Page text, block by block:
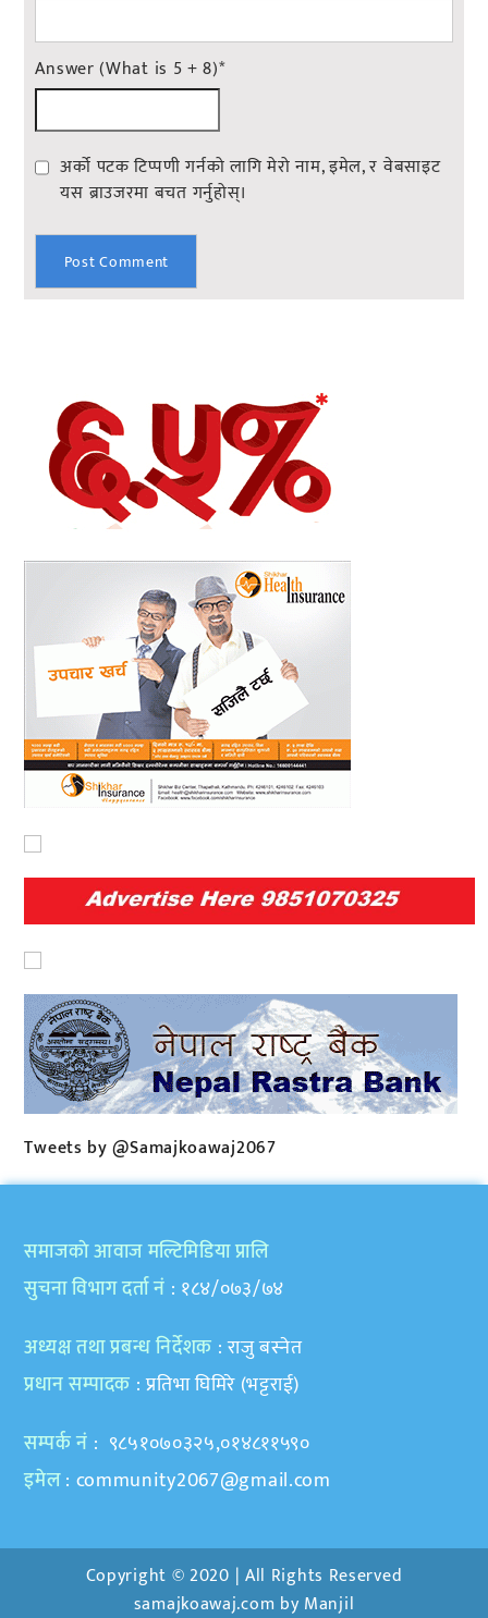
Answer (What is 5 + 8)*
अर्को पटक टिप्पणी गर्नको लागि मेरो नाम, इमेल, र वेबसाइट
यस ब्राउजरमा बचत गर्नुहोस्।
Tweets by @Samajkoawaj2067
समाजकाे आवाज मल्टिमिडिया प्रालि
सुचना विभाग दर्ता नं : १८४/०७३/७४
अध्यक्ष तथा प्रबन्ध निर्देशक : राजु बस्नेत
प्रधान सम्पादक : प्रतिभा घिमिरे (भट्टराई)
सम्पर्क नं : ९८५१०७०३२५,०१४८११५९०
इमेल: community2067@gmail.com
Copyright © 2020 | All Rights Reserved
samajkoawaj.com by Manjil